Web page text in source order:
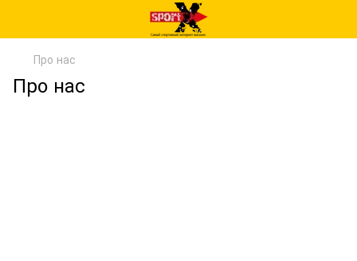
Про нас
Про нас